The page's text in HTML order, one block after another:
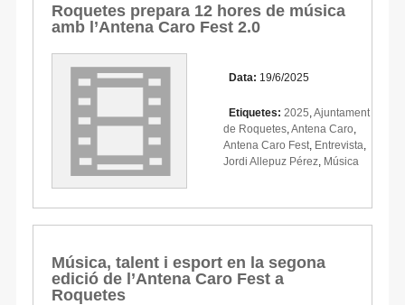
Roquetes prepara 12 hores de música
amb l’Antena Caro Fest 2.0
Data: 19/6/2025
Etiquetes: 2025 Ajuntament
de Roquetes Antena Caro
Antena Caro Fest Entrevista
Jordi Allepuz Pérez Música
Música, talent i esport en la segona
edició de l’Antena Caro Fest a
Roquetes